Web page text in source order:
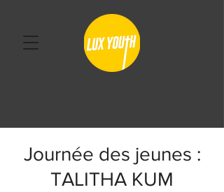
Journée des jeunes :
TALITHA KUM